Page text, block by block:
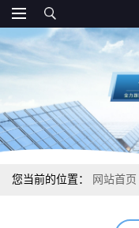
您当前的位置： 网站首页